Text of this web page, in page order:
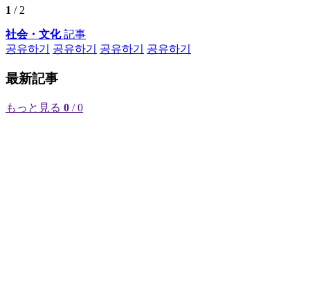
1 / 2
社会・文化記事
공유하기
공유하기 공유하기 공유하기
最新記事
もっと見る 0 / 0